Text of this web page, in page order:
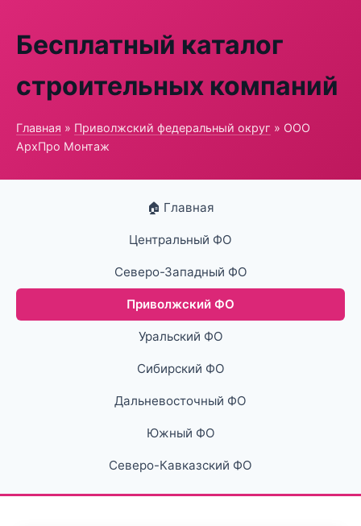
Бесплатный каталог
строительных компаний
Главная » Приволжский федеральный округ » ООО
АрхПро Монтаж
🏠 Главная
Центральный ФО
Северо-Западный ФО
Приволжский ФО
Уральский ФО
Сибирский ФО
Дальневосточный ФО
Южный ФО
Северо-Кавказский ФО